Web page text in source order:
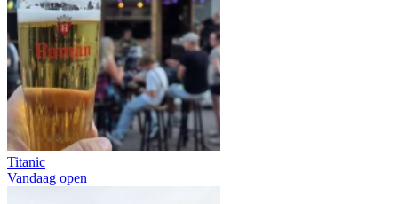
Titanic
Vandaag open